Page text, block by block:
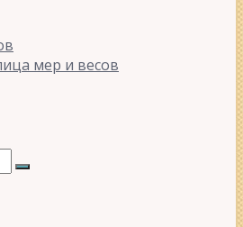
мер и весов